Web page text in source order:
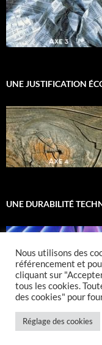
UNE JUSTIFICATION
UNE DURABILITÉ
Nous utilisons des
référencement et
cliquant sur
tous les cookies.
des cookies" pour
Réglage des cookies